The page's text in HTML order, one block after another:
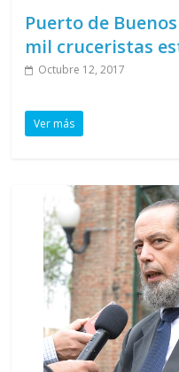
Puerto de
mil cruceristas
Octubre 12, 2017
Ver más